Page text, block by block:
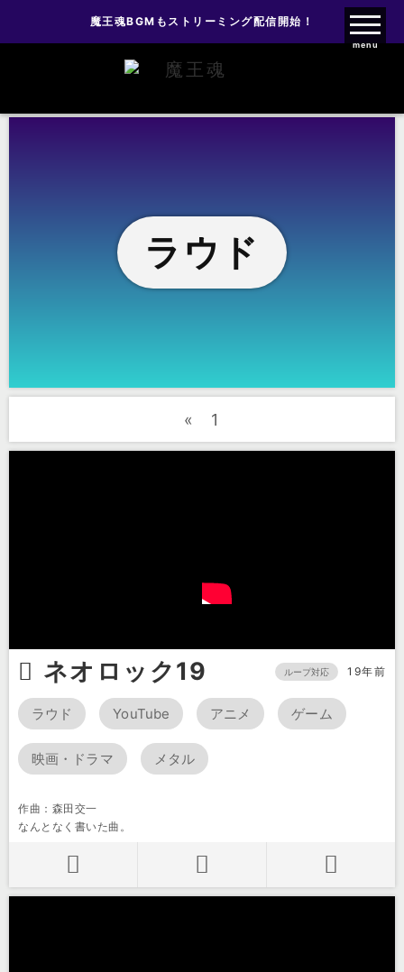
魔王魂ファンクラブ
魔王魂BGMもストリーミング配信開始！
menu
ラウド
« 1
ネオロック19 ループ対応 19年前
ラウド YouTube アニメ ゲーム
映画・ドラマ メタル
作曲：森田交一
なんとなく書いた曲。